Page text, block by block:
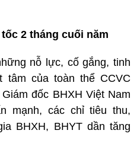
2 tháng cuối năm
nỗ lực, cố gắng, tinh
tâm của toàn thể CCVC
đốc BHXH Việt Nam
mạnh, các chỉ tiêu thu,
BHXH, BHYT dần tăng